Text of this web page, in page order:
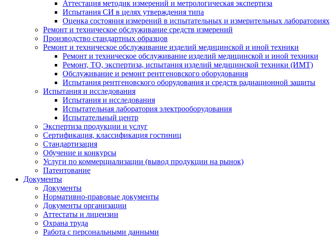
Аттестация методик измерений и метрологическая экспертиза
Испытания СИ в целях утверждения типа
Оценка состояния измерений в испытательных и измерительных лабораториях
Ремонт и техническое обслуживание средств измерений
Производство стандартных образцов
Ремонт и техническое обслуживание изделий медицинской и иной техники
Ремонт и техническое обслуживание изделий медицинской и иной техники
Ремонт, ТО, экспертиза, испытания изделий медицинской техники (ИМТ)
Обслуживание и ремонт рентгеновского оборудования
Испытания рентгеновского оборудования и средств радиационной защиты
Испытания и исследования
Испытания и исследования
Испытательная лаборатория электрооборудования
Испытательный центр
Экспертиза продукции и услуг
Сертификация, классификация гостиниц
Стандартизация
Обучение и конкурсы
Услуги по коммерциализации (вывод продукции на рынок)
Патентование
Документы
Документы
Нормативно-правовые документы
Документы организации
Аттестаты и лицензии
Охрана труда
Работа с персональными данными